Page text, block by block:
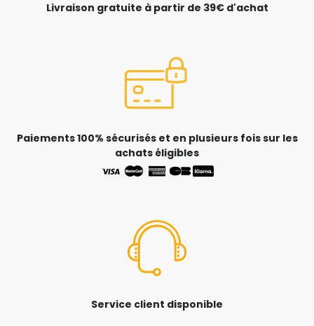
Livraison gratuite à partir de 39€ d'achat
Paiements 100% sécurisés et en plusieurs fois sur les
achats éligibles
Service client disponible